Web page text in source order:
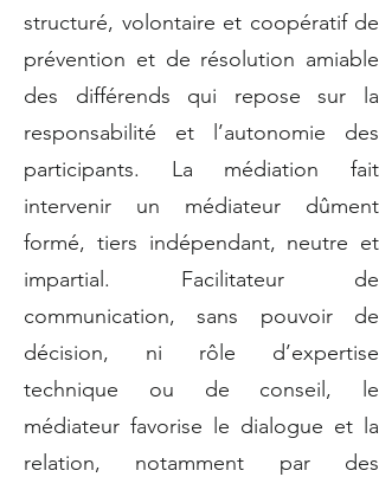
structuré, volontaire et coopératif de
prévention et de résolution amiable
des différends qui repose sur la
responsabilité et l’autonomie des
participants. La médiation fait
intervenir un médiateur dûment
formé, tiers indépendant, neutre et
impartial. Facilitateur de
communication, sans pouvoir de
décision, ni rôle d’expertise
technique ou de conseil, le
médiateur favorise le dialogue et la
relation, notamment par des